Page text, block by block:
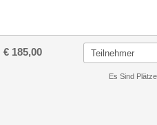
€ 185,00
Es Sind